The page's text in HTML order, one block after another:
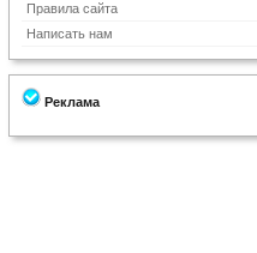
Правила сайта
Написать нам
Реклама